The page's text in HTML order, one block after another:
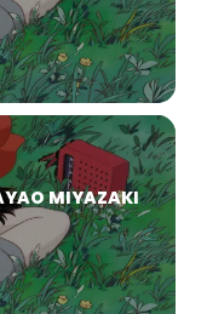
MIYAZAKI